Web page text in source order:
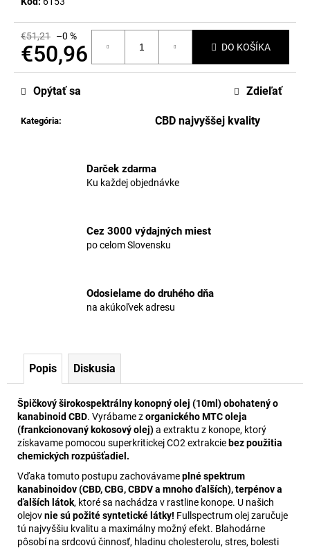
€51,21 –0 %
€50,96
Jednotková
DO KOŠÍKA
Kategória: CBD najvyššej kvality
Opýtať sa Zdieľať
Darček zdarma
Ku každej objednávke
Cez 3000 výdajných miest
po celom Slovensku
Odosielame do druhého dňa
na akúkoľvek adresu
Popis Diskusia
Špičkový širokospektrálny konopný olej (10ml) obohatený o
kanabinoid CBD. Vyrábame zorganického MTC oleja
(frankcionovaný kokosový olej)a extraktu z konope, ktorý
získavame pomocou superkritickej CO2 extrakciebez použitia
chemických rozpúšťadiel.
Vďaka tomuto postupu zachovávameplné spektrum
kanabinoidov (CBD, CBG, CBDV a mnoho ďalších), terpénov a
ďalších látok, ktoré sa nachádza v rastline konope. U našich
olejovnie sú požité syntetické látky! Fullspectrum olej zaručuje
tú najvyššiu kvalitu a maximálny možný efekt. Blahodárne
pôsobí na srdcovú činnosť, hladinu cholesterolu, stres, bolesti